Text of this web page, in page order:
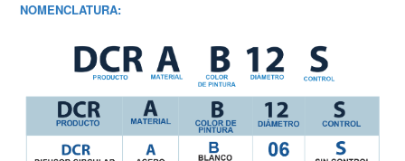
NOMENCLATURA: